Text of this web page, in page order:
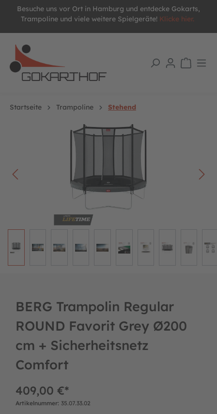
springen
Besuche uns vor Ort in Hamburg und entdecke Gokarts,
Trampoline und viele weitere Spielgeräte! Klicke hier.
Startseite Trampoline
Stehend
Bildergalerie überspringen
BERG Trampolin Regular
ROUND Favorit Grey Ø200
cm + Sicherheitsnetz
Comfort
409,00 €*
Artikelnummer: 35.07.33.02